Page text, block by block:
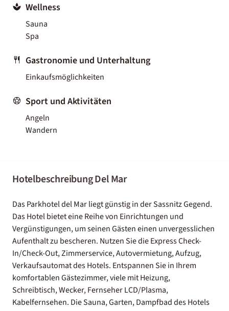
Wellness
Sauna
Spa
Gastronomie und Unterhaltung
Einkaufsmöglichkeiten
Sport und Aktivitäten
Angeln
Wandern
Hotelbeschreibung Del Mar
Das Parkhotel del Mar liegt günstig in der Sassnitz Gegend.
Das Hotel bietet eine Reihe von Einrichtungen und
Vergünstigungen, um seinen Gästen einen unvergesslichen
Aufenthalt zu bescheren. Nutzen Sie die Express Check-
In/Check-Out, Zimmerservice, Autovermietung, Aufzug,
Verkaufsautomat des Hotels. Entspannen Sie in Ihrem
komfortablen Gästezimmer, viele mit Heizung,
Schreibtisch, Wecker, Fernseher LCD/Plasma,
Kabelfernsehen. Die Sauna, Garten, Dampfbad des Hotels